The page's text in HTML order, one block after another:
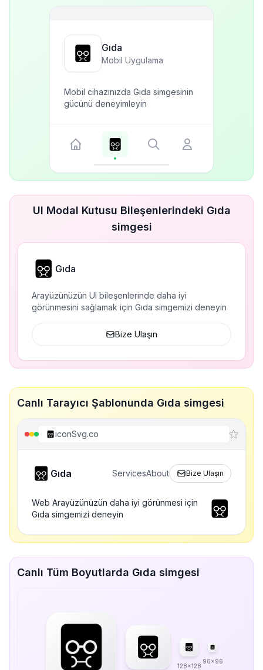
Gıda
Mobil Uygulama
Mobil cihazınızda Gıda simgesinin
gücünü deneyimleyin
UI Modal Kutusu Bileşenlerindeki Gıda
simgesi
Gıda
Arayüzünüzün UI bileşenlerinde daha iyi
görünmesini sağlamak için Gıda simgemizi deneyin
Bize Ulaşın
Canlı Tarayıcı Şablonunda Gıda simgesi
iconSvg.co
Gıda ServicesAbout Bize Ulaşın
Web Arayüzünüzün daha iyi görünmesi için
Gıda simgemizi deneyin
Canlı Tüm Boyutlarda Gıda simgesi
128x128
96x96